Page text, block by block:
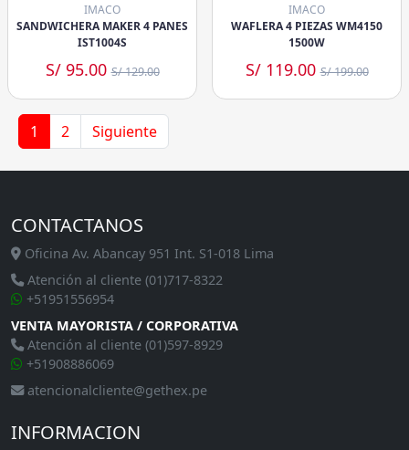
IMACO
SANDWICHERA MAKER 4 PANES
IST1004S
S/ 95.00S/ 129.00
IMACO
WAFLERA 4 PIEZAS WM4150
1500W
S/ 119.00S/ 199.00
1 2 Siguiente
CONTACTANOS
Oficina Av. Abancay 951 Int. S1-018 Lima
Atención al cliente (01)717-8322
+51951556954
VENTA MAYORISTA / CORPORATIVA
Atención al cliente (01)597-8929
+51908886069
atencionalcliente@gethex.pe
INFORMACION